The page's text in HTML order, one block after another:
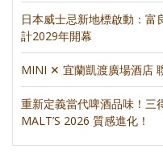
日本威士忌新地標啟動：富
計2029年開幕
MINI ✕ 宜蘭凱渡廣場酒店
重新定義當代啤酒品味！三
MALT’S 2026 質感進化！